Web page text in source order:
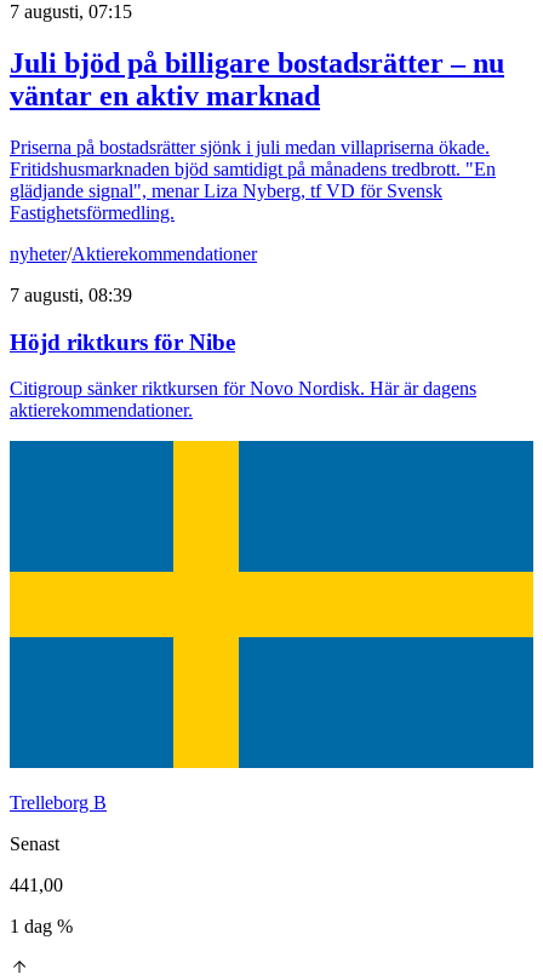
7 augusti, 07:15
Juli bjöd på billigare bostadsrätter – nu
väntar en aktiv marknad
Priserna på bostadsrätter sjönk i juli medan villapriserna ökade.
Fritidshusmarknaden bjöd samtidigt på månadens tredbrott. "En
glädjande signal", menar Liza Nyberg, tf VD för Svensk
Fastighetsförmedling.
nyheter/Aktierekommendationer
7 augusti, 08:39
Höjd riktkurs för Nibe
Citigroup sänker riktkursen för Novo Nordisk. Här är dagens
aktierekommendationer.
Trelleborg B
Senast
441,00
1 dag %